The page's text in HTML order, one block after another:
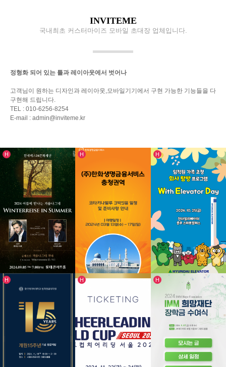
INVITEME
국내최초 커스터마이즈 모바일 초대장 업체입니다.
정형화 되어 있는 틀과 레이아웃에서 벗어나
고객님이 원하는 디자인과 레이아웃,모바일기기에서 구현 가능한 기능들을 다
구현해 드립니다.
TEL : 010-6256-8254
E-mail : admin@inviteme.kr
H
인기글
H
인기글
한화생명금융서비스 충청권역 - 코타키나발루 …
H
인기글
H
인기글
H
인기글
H
인기글